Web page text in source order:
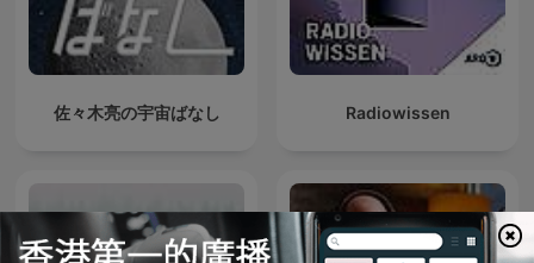
佐々木亮の宇宙ばなし Radiowissen